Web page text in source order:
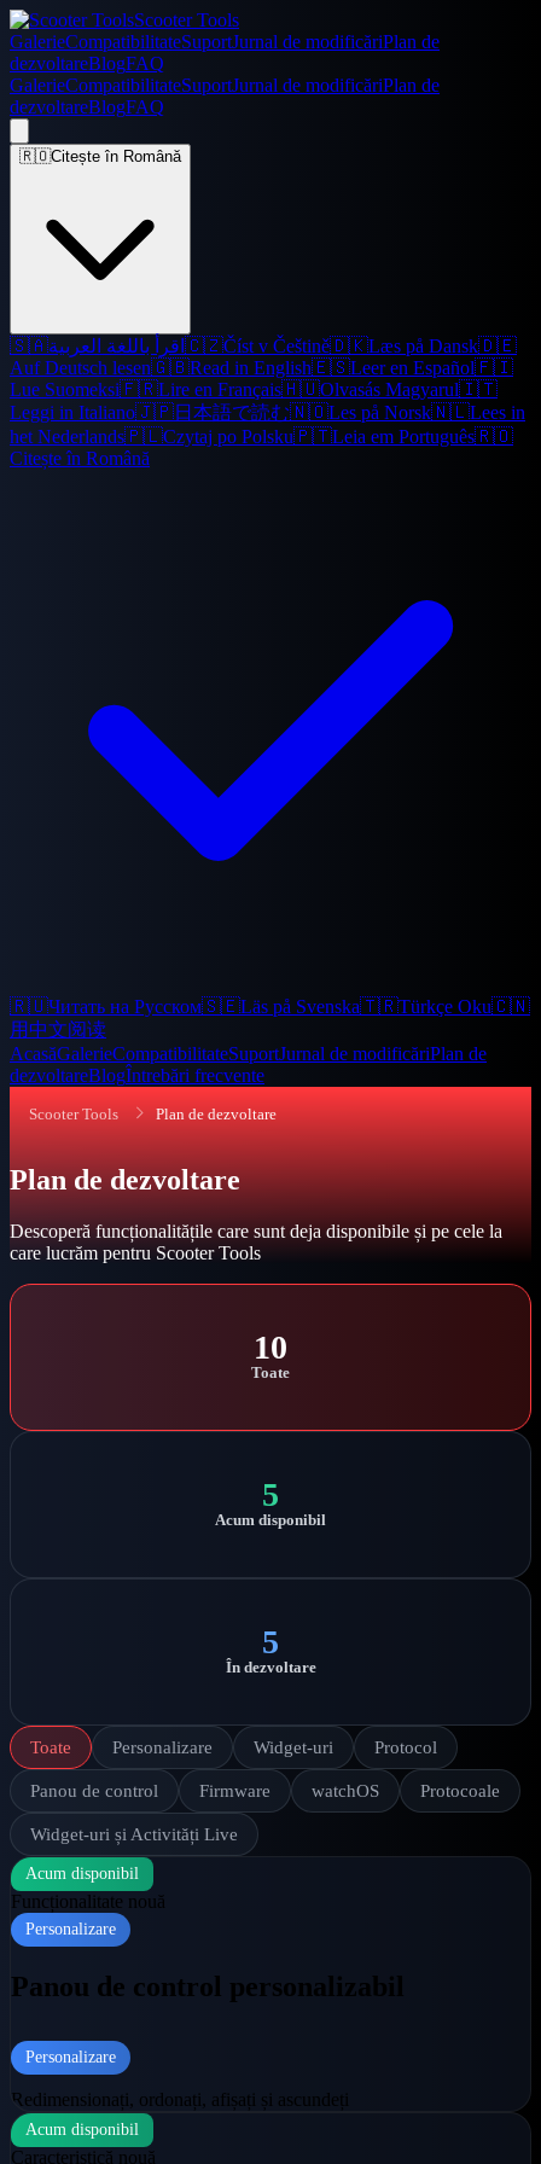
Scooter Tools
GalerieCompatibilitateSuportJurnal de modificăriPlan de
dezvoltareBlogFAQ
GalerieCompatibilitateSuportJurnal de modificăriPlan de
dezvoltareBlogFAQ
🇷🇴Citește în Română
🇸🇦اقرأ باللغة العربية 🇨🇿Číst v Češtině🇩🇰Læs på Dansk🇩🇪
Auf Deutsch lesen🇬🇧Read in English🇪🇸Leer en Español🇫🇮
Lue Suomeksi🇫🇷Lire en Français🇭🇺Olvasás Magyarul🇮🇹
Leggi in Italiano🇯🇵日本語で読む🇳🇴Les på Norsk🇳🇱Lees in
het Nederlands🇵🇱Czytaj po Polsku🇵🇹Leia em Português🇷🇴
Citește în Română
🇷🇺Читать на Русском🇸🇪Läs på Svenska🇹🇷Türkçe Oku🇨🇳
用中文阅读
AcasăGalerieCompatibilitateSuportJurnal de modificăriPlan de
dezvoltareBlogÎntrebări frecvente
Scooter Tools Plan de dezvoltare
Plan de dezvoltare
Descoperă funcționalitățile care sunt deja disponibile și pe cele la
care lucrăm pentru Scooter Tools
10
Toate
5
Acum disponibil
5
În dezvoltare
Toate Personalizare Widget-uri Protocol
Panou de control Firmware watchOS Protocoale
Widget-uri și Activități Live
Acum disponibil
Funcționalitate nouă
Personalizare
Panou de control personalizabil
Personalizare
Redimensionați, ordonați, afișați și ascundeți
Acum disponibil
Caracteristică nouă